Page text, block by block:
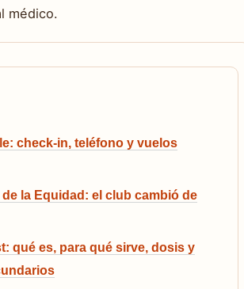
médico.
check-in, teléfono y vuelos
la Equidad: el club cambió de
qué es, para qué sirve, dosis y